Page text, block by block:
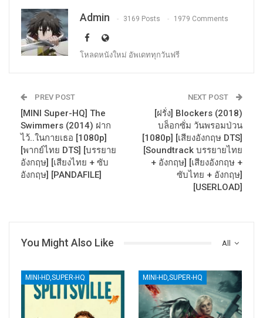
Admin 3169 Posts 1979 Comments
โหลดหนังใหม่ อัพเดททุกวันฟรี
PREV POST
[MINI Super-HQ] The
Swimmers (2014) ฝาก
ไว้..ในกายเธอ [1080p]
[พากย์ไทย DTS] [บรรยาย
อังกฤษ] [เสียงไทย + ซับ
อังกฤษ] [PANDAFILE]
NEXT POST
[ฝรั่ง] Blockers (2018)
บล็อกซั่ม วันพรอมป่วน
[1080p] [เสียงอังกฤษ DTS]
[Soundtrack บรรยายไทย
+ อังกฤษ] [เสียงอังกฤษ +
ซับไทย + อังกฤษ]
[USERLOAD]
All
You Might Also Like
MINI-HD,SUPER-HQ MINI-HD,SUPER-HQ